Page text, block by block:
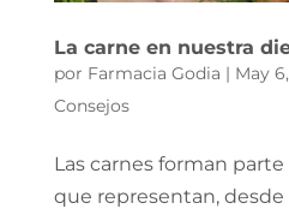
La carne en nuestra
por Farmacia Godia | May
Consejos
Las carnes forman
que representan,